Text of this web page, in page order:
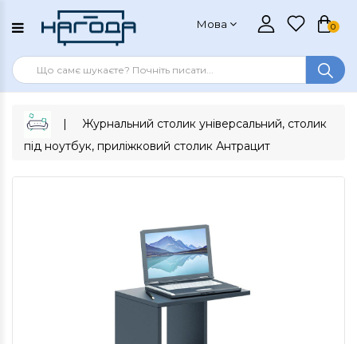
Мова 0
Журнальний столик універсальний, столик
під ноутбук, приліжковий столик Антрацит